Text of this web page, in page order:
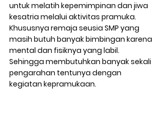
untuk melatih kepemimpinan dan jiwa
kesatria melalui aktivitas pramuka.
Khususnya remaja seusia SMP yang
masih butuh banyak bimbingan karena
mental dan fisiknya yang labil.
Sehingga membutuhkan banyak sekali
pengarahan tentunya dengan
kegiatan kepramukaan.